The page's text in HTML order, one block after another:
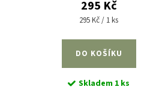
295 Kč
Měrná
295 Kč / 1 ks
DO KOŠÍKU
Skladem 1 ks